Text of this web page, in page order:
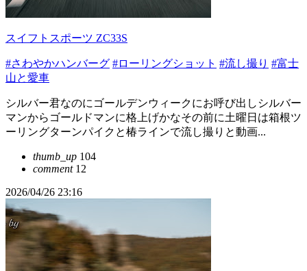
スイフトスポーツ ZC33S
#さわやかハンバーグ #ローリングショット #流し撮り #富士
山と愛車
シルバー君なのにゴールデンウィークにお呼び出しシルバー
マンからゴールドマンに格上げかなその前に土曜日は箱根ツ
ーリングターンパイクと椿ラインで流し撮りと動画...
thumb_up 104
comment12
2026/04/26 23:16